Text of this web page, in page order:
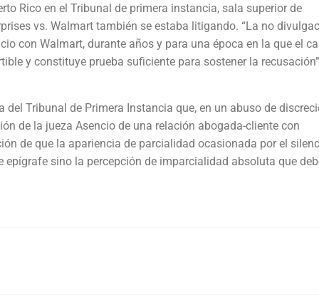
Rico en el Tribunal de primera instancia, sala superior de
vs. Walmart también se estaba litigando. “La no
con Walmart, durante años y para una época en la que el
y constituye prueba suficiente para sostener la
Tribunal de Primera Instancia que, en un abuso de
de la jueza Asencio de una relación abogada-cliente con
de que la apariencia de parcialidad ocasionada por el
sino la percepción de imparcialidad absoluta que